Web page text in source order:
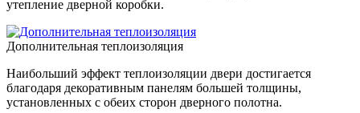
утепление дверной коробки.
Дополнительная теплоизоляция
Наибольший эффект теплоизоляции двери достигается
благодаря декоративным панелям большей толщины,
установленных с обеих сторон дверного полотна.